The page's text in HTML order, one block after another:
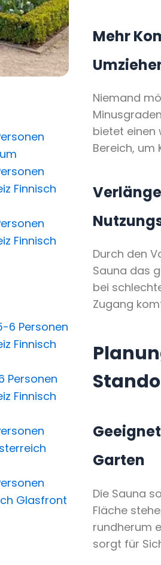
Mehr
Niemand
bietet einen
Bereich, um
Durch den
Sauna das
bei
Zugang
Garten
Die Sauna
Fläche
rundherum
sorgt für